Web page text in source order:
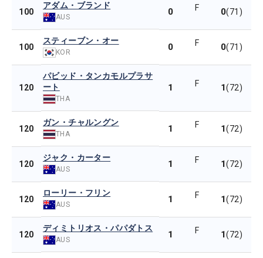
100
アダム・ブランド
AUS 0 F 0(71)
100
スティーブン・オー
KOR 0 F 0(71)
120
パビッド・タンカモルプラサ
ート
THA
1 F 1(72)
120
ガン・チャルングン
THA 1 F 1(72)
120
ジャク・カーター
AUS 1 F 1(72)
120
ローリー・フリン
AUS 1 F 1(72)
120
ディミトリオス・パパダトス
AUS 1 F 1(72)